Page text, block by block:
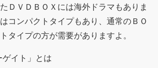
ＤＶＤＢＯＸには海外ドラマもありま
コンパクトタイプもあり、通常のＢＯ
タイプの方が需要がありますよ。
イト」とは